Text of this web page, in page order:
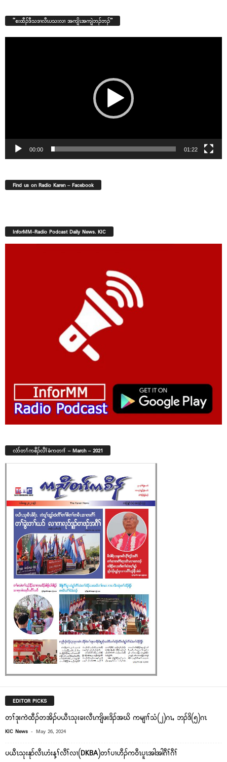
“စးထီၣ်ဒီသဒၢလီၤပသးလၢ အကျိၤအကျဲဘၣ်ဘၣ်”
00:00 01:22
Find us on Radio Karen – Facebook
InforMM-Radio Podcast Daily News. KIC
လံာ်တၢ်ကစီၣ်လီၢ်ခံကတၢၢ် – March – 2021
EDITOR PICKS
တၢ်ဒုးကဲထီၣ်တအိၣ်ပယီၤသုးခးလီၤကျိဖးဒိၣ်အဃိ ကမျၢၢ်သံ(၂)ဂၤႇ ဘၣ်ဒိ(၅)ဂၤ
KIC News - May 26, 2024
ပယီၤသုးနုာ်လီၤဟံးန့ၢ်လီၢ်လၢ(DKBA)တၢ်ပၢဟီၣ်က၀ီၤပူၤအါအါဂီၢ်ဂီၢ်